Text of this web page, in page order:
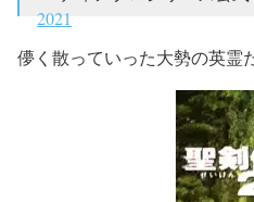
2021
儚く散っていった大勢の英霊